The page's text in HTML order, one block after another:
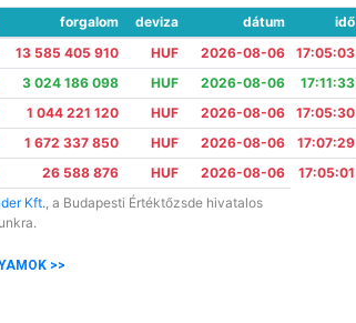
forgalom deviza dátum
idő
13 585 405 910 HUF 2026-08-06
17:05:03
3 024 186 098 HUF 2026-08-06
17:11:33
1 044 221 120 HUF 2026-08-06
17:05:30
1 672 337 850 HUF 2026-08-06
17:07:29
26 588 876 HUF 2026-08-06
17:05:01
Kft. , a Budapesti Értéktőzsde hivatalos
>>